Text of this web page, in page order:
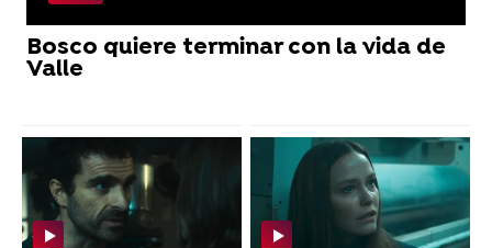
Bosco quiere terminar con la vida de
Valle